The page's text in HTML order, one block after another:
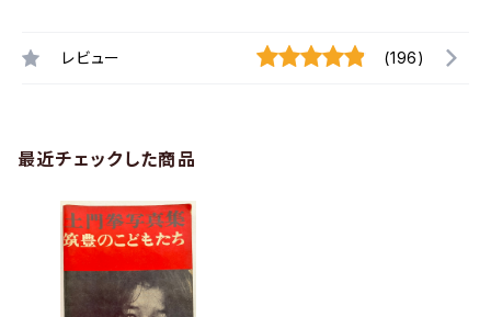
レビュー (196)
最近チェックした商品